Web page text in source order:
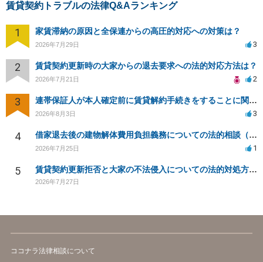
賃貸契約トラブルの法律Q&Aランキング
1 家賃滞納の原因と全保連からの高圧的対応への対策は？
2026年7月29日 3
2 賃貸契約更新時の大家からの退去要求への法的対応方法は？
2026年7月21日 2
3 連帯保証人が本人確定前に賃貸解約手続きをすることに関して
2026年8月3日 3
4 借家退去後の建物解体費用負担義務についての法的相談（補足説明修正）
2026年7月25日 1
5 賃貸契約更新拒否と大家の不法侵入についての法的対処方法は？
2026年7月27日
ココナラ法律相談について